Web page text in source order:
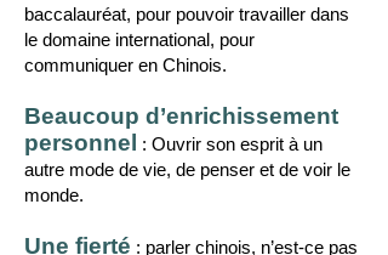
baccalauréat, pour pouvoir travailler dans
le domaine international, pour
communiquer en Chinois.
Beaucoup d’enrichissement
personnel
: Ouvrir son esprit à un
autre mode de vie, de penser et de voir le
monde.
Une fierté : parler chinois, n’est-ce pas